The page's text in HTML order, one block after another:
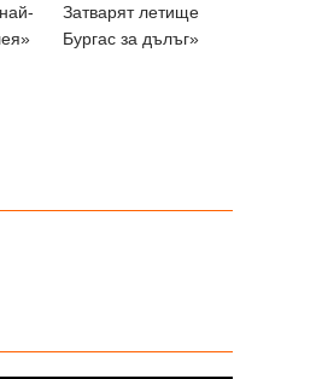
Затварят летище
Бургас за дълъг»